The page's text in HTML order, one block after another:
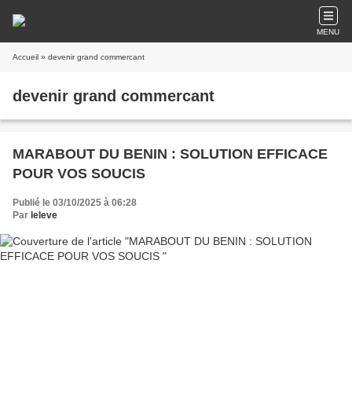
MENU
Accueil » devenir grand commercant
devenir grand commercant
MARABOUT DU BENIN : SOLUTION EFFICACE
POUR VOS SOUCIS
Publié le 03/10/2025 à 06:28
Par leleve